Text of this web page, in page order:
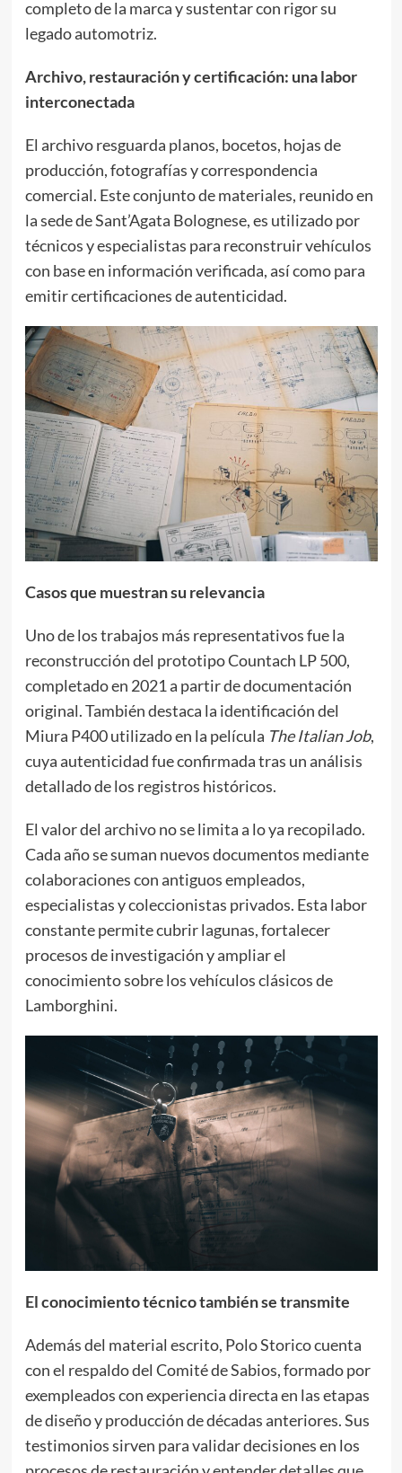
completo de la marca y sustentar con rigor su
legado automotriz.
Archivo, restauración y certificación: una labor
interconectada
El archivo resguarda planos, bocetos, hojas de
producción, fotografías y correspondencia
comercial. Este conjunto de materiales, reunido en
la sede de Sant’Agata Bolognese, es utilizado por
técnicos y especialistas para reconstruir vehículos
con base en información verificada, así como para
emitir certificaciones de autenticidad.
Casos que muestran su relevancia
Uno de los trabajos más representativos fue la
reconstrucción del prototipo Countach LP 500,
completado en 2021 a partir de documentación
original. También destaca la identificación del
Miura P400 utilizado en la película The Italian Job,
cuya autenticidad fue confirmada tras un análisis
detallado de los registros históricos.
El valor del archivo no se limita a lo ya recopilado.
Cada año se suman nuevos documentos mediante
colaboraciones con antiguos empleados,
especialistas y coleccionistas privados. Esta labor
constante permite cubrir lagunas, fortalecer
procesos de investigación y ampliar el
conocimiento sobre los vehículos clásicos de
Lamborghini.
El conocimiento técnico también se transmite
Además del material escrito, Polo Storico cuenta
con el respaldo del Comité de Sabios, formado por
exempleados con experiencia directa en las etapas
de diseño y producción de décadas anteriores. Sus
testimonios sirven para validar decisiones en los